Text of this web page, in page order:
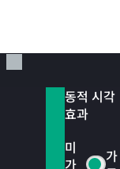
동적 시각
효과
미
가
가